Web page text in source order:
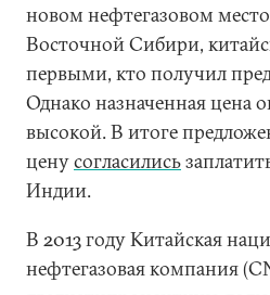
новом нефтегазовом
Восточной Сибири,
первыми, кто получил
Однако назначенная цена
высокой. В итоге
ценусогласились
Индии.
В 2013 году Китайская
нефтегазовая компания